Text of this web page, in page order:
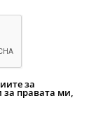
за
за правата ми,